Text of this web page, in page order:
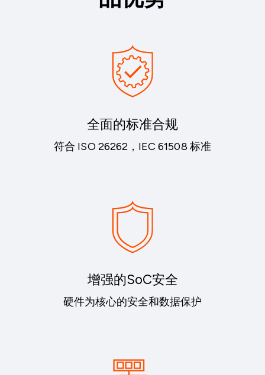
全面的标准合规
符合 ISO 26262，IEC 61508 标准
增强的SoC安全
硬件为核心的安全和数据保护